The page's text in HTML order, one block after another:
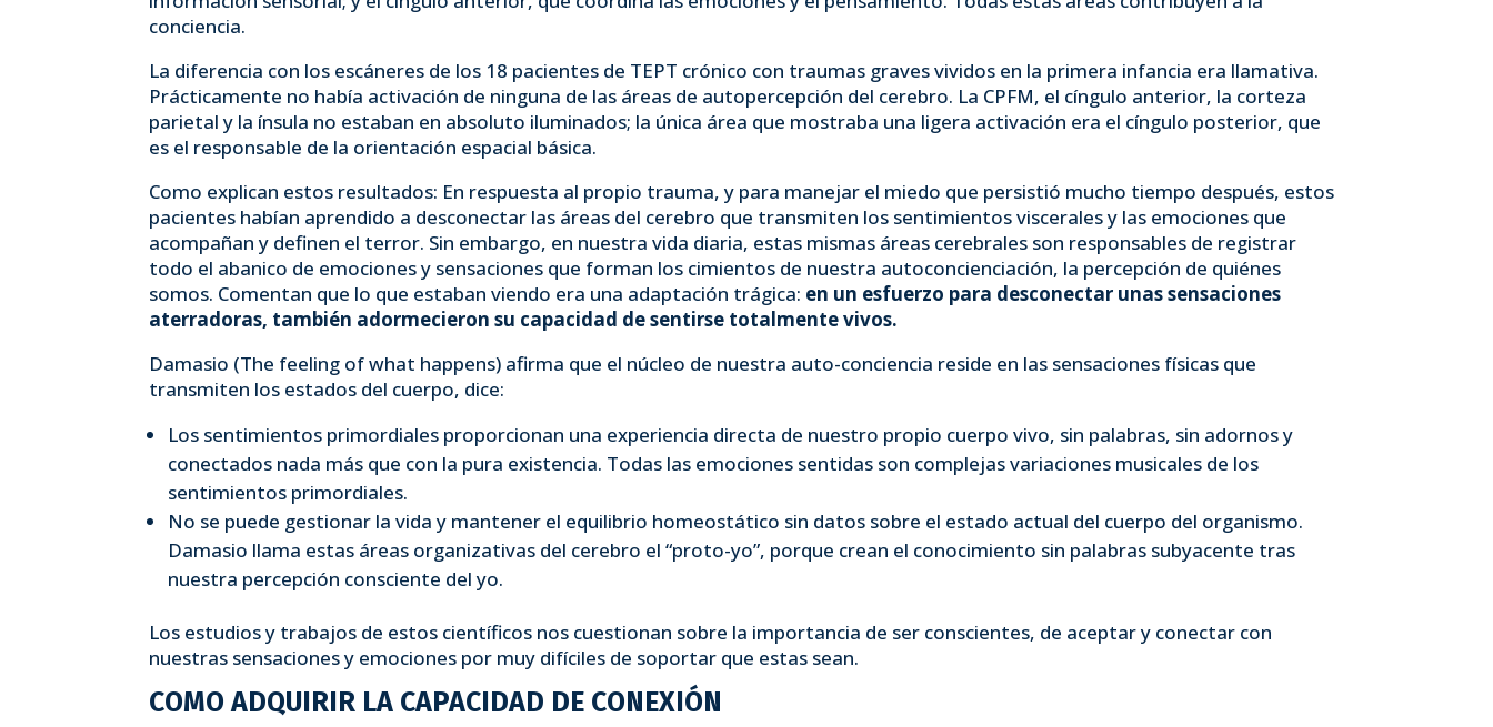
conciencia.
La diferencia con los escáneres de los 18 pacientes de TEPT crónico con traumas graves vividos en la primera infancia era llamativa.
Prácticamente no había activación de ninguna de las áreas de autopercepción del cerebro. La CPFM, el cíngulo anterior, la corteza
parietal y la ínsula no estaban en absoluto iluminados; la única área que mostraba una ligera activación era el cíngulo posterior, que
es el responsable de la orientación espacial básica.
Como explican estos resultados: En respuesta al propio trauma, y para manejar el miedo que persistió mucho tiempo después, estos
pacientes habían aprendido a desconectar las áreas del cerebro que transmiten los sentimientos viscerales y las emociones que
acompañan y definen el terror. Sin embargo, en nuestra vida diaria, estas mismas áreas cerebrales son responsables de registrar
todo el abanico de emociones y sensaciones que forman los cimientos de nuestra autoconcienciación, la percepción de quiénes
somos. Comentan que lo que estaban viendo era una adaptación trágica: en un esfuerzo para desconectar unas sensaciones
aterradoras, también adormecieron su capacidad de sentirse totalmente vivos.
Damasio (The feeling of what happens) afirma que el núcleo de nuestra auto-conciencia reside en las sensaciones físicas que
transmiten los estados del cuerpo, dice:
Los sentimientos primordiales proporcionan una experiencia directa de nuestro propio cuerpo vivo, sin palabras, sin adornos y
conectados nada más que con la pura existencia. Todas las emociones sentidas son complejas variaciones musicales de los
sentimientos primordiales.
No se puede gestionar la vida y mantener el equilibrio homeostático sin datos sobre el estado actual del cuerpo del organismo.
Damasio llama estas áreas organizativas del cerebro el “proto-yo”, porque crean el conocimiento sin palabras subyacente tras
nuestra percepción consciente del yo.
Los estudios y trabajos de estos científicos nos cuestionan sobre la importancia de ser conscientes, de aceptar y conectar con
nuestras sensaciones y emociones por muy difíciles de soportar que estas sean.
COMO ADQUIRIR LA CAPACIDAD DE CONEXIÓN